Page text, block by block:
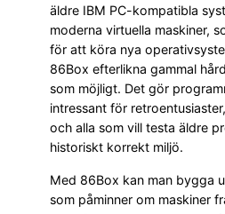
äldre IBM PC-kompatibla
moderna virtuella maskiner,
för att köra nya
86Box efterlikna gammal
som möjligt. Det gör
intressant för
och alla som vill testa äldre
historiskt korrekt miljö.
Med 86Box kan man bygga
som påminner om maskiner